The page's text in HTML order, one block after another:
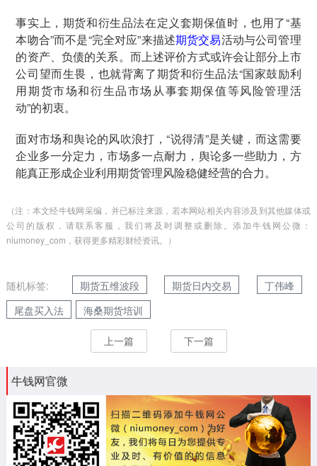
事实上，期货和衍生品法在定义套期保值时，也用了“基
本吻合”而不是“完全对应”来描述期货交易活动与公司管理
的资产、负债的关系。而上述评价方式或许会让部分上市
公司望而生畏，也就背离了期货和衍生品法“国家鼓励利
用期货市场和衍生品市场从事套期保值等风险管理活
动”的初衷。
面对市场和舆论的风吹浪打，“说得清”是关键，而这需要
企业多一分定力，市场多一点耐力，舆论多一些助力，方
能真正形成企业利用期货管理风险稳健经营的合力。
（注：本文经牛钱网采编，并已标注来源，若本网站相关内容涉及到其他媒体或
公司的版权，请联系客服，我们将及时调整或删除。添加牛钱网公微：
niumoney_com，获得更多精彩财经资讯。）
随机标签: 期货五维波段 期货日内交易
丁伟峰
尾盘买入法
海桑期货培训
上一篇 下一篇
牛钱网官微